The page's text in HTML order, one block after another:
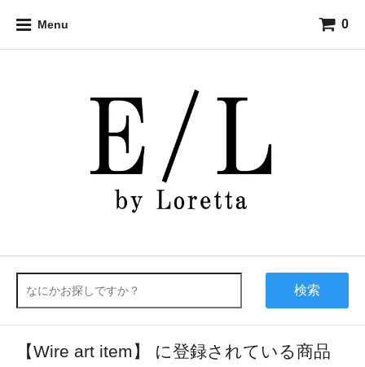
Menu 0
検索
【Wire art item】 に登録されている商品